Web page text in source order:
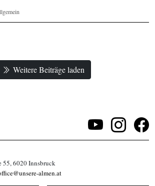
Weitere Beiträge laden
55, 6020 Innsbruck
almen.at